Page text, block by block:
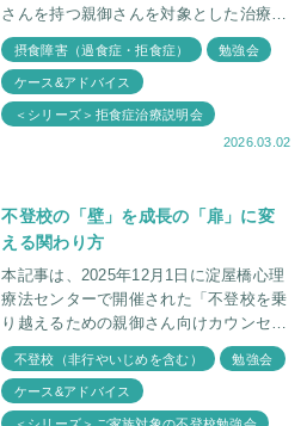
さんを持つ親御さんを対象とした治療説
明会」の内容をもとに執筆しています。
今回のテーマは、痩せることに執着する
お子さ
摂食障害（過食症・拒食症） 勉強会
ケース&アドバイス
＜シリーズ＞拒食症治療説明会
2026.03.02
不登校の「壁」を成長の「扉」に変
える関わり方
本記事は、2025年12月1日に淀屋橋心理
療法センターで開催された「不登校を乗
り越えるための親御さん向けカウンセリ
ング説明会」の内容をもとに執筆してい
ます。 当日はアットホームな空間の
中で、そ
不登校（非行やいじめを含む） 勉強会
ケース&アドバイス
＜シリーズ＞ご家族対象の不登校勉強会